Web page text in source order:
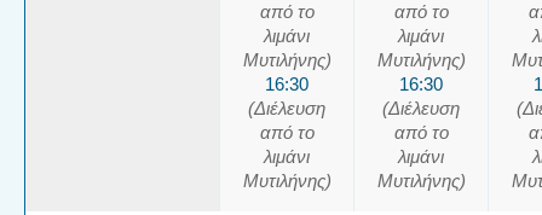
από το
λιμάνι
Μυτιλήνης)
16:30
(Διέλευση
από το
λιμάνι
Μυτιλήνης)
από το
λιμάνι
Μυτιλήνης)
16:30
(Διέλευση
από το
λιμάνι
Μυτιλήνης)